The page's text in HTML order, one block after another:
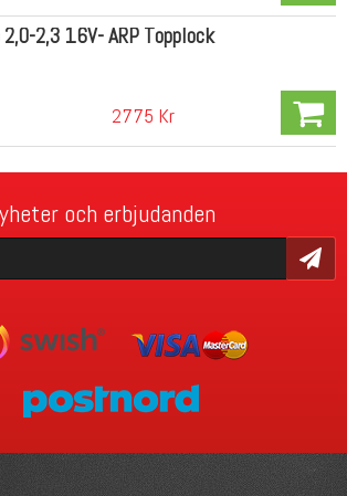
2,0-2,3 16V- ARP Topplock
2775 Kr
och erbjudanden
Skicka